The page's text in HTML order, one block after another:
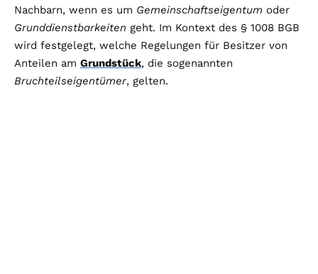
Nachbarn, wenn es um Gemeinschaftseigentum oder
Grunddienstbarkeiten geht. Im Kontext des § 1008 BGB
wird festgelegt, welche Regelungen für Besitzer von
Anteilen am Grundstück, die sogenannten
Bruchteilseigentümer, gelten.